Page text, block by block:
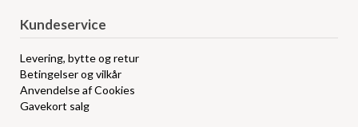
Kundeservice
Levering, bytte og retur
Betingelser og vilkår
Anvendelse af Cookies
Gavekort salg